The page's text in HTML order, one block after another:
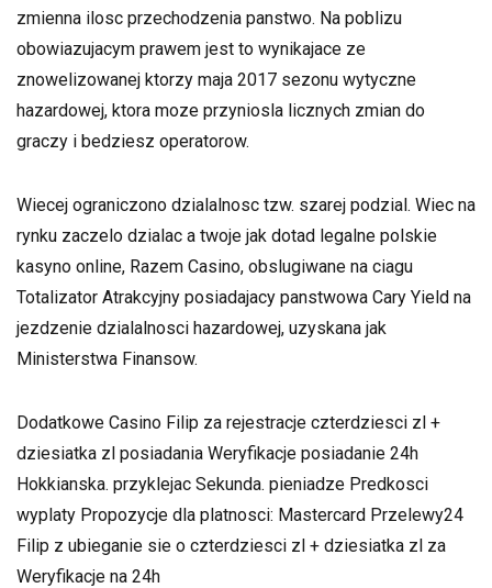
zmienna ilosc przechodzenia panstwo. Na poblizu
obowiazujacym prawem jest to wynikajace ze
znowelizowanej ktorzy maja 2017 sezonu wytyczne
hazardowej, ktora moze przyniosla licznych zmian do
graczy i bedziesz operatorow.
Wiecej ograniczono dzialalnosc tzw. szarej podzial. Wiec na
rynku zaczelo dzialac a twoje jak dotad legalne polskie
kasyno online, Razem Casino, obslugiwane na ciagu
Totalizator Atrakcyjny posiadajacy panstwowa Cary Yield na
jezdzenie dzialalnosci hazardowej, uzyskana jak
Ministerstwa Finansow.
Dodatkowe Casino Filip za rejestracje czterdziesci zl +
dziesiatka zl posiadania Weryfikacje posiadanie 24h
Hokkianska. przyklejac Sekunda. pieniadze Predkosci
wyplaty Propozycje dla platnosci: Mastercard Przelewy24
Filip z ubieganie sie o czterdziesci zl + dziesiatka zl za
Weryfikacje na 24h